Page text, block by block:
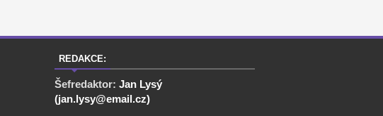
REDAKCE:
Šefredaktor: Jan Lysý
(jan.lysy@email.cz)